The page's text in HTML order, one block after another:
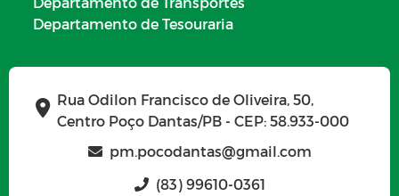
EMENDAS PARLAMENTARES
OBRAS MUNICIPAIS
OBRAS PARALISADAS
CONVÊNIOS DE REPASSE
ACORDOS FIRMADOS
Departamento de Tesouraria
Rua Odilon Francisco de Oliveira, 50,
Centro Poço Dantas/PB - CEP: 58.933-000
pm.pocodantas@gmail.com
(83) 99610-0361